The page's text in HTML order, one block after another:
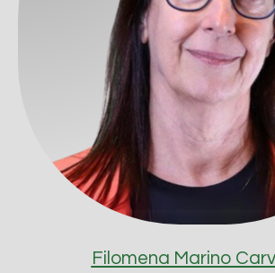
Filomena Marino